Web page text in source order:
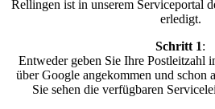
Rellingen ist in unserem Serviceportal
erledigt.
Schritt 1:
Entweder geben Sie Ihre Postleitzahl
über Google angekommen und schon
Sie sehen die verfügbaren